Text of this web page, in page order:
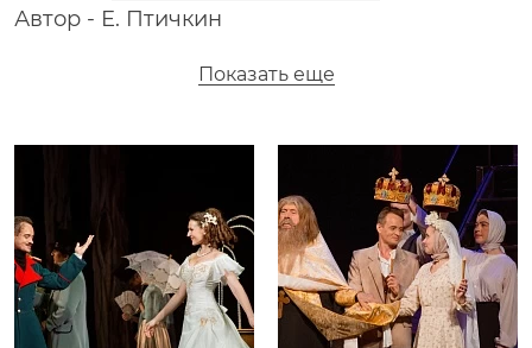
Автор - Е. Птичкин
"Сильва"
Лесничий,"Летучая мышь"
Блинд, адвокат,"Летучая мышь"
Автор - И.Штраус
Дуремар,"Буратино"
Автор - А.Рыбников
Показать еще